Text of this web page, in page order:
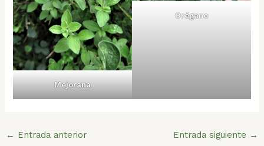
Mejorana
Orégano
← Entrada anterior Entrada siguiente →